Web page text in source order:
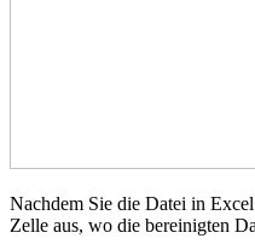
Nachdem Sie die Datei in
Zelle aus, wo die bereinigten